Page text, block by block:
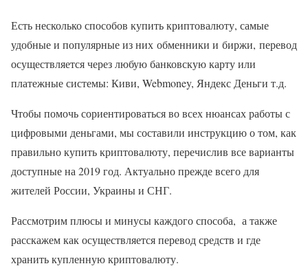
Есть несколько способов купить криптовалюту, самые
удобные и популярные из них обменники и биржи, перевод
осуществляется через любую банковскую карту или
платежные системы: Киви, Webmoney, Яндекс Деньги т.д.
Чтобы помочь сориентироваться во всех нюансах работы с
цифровыми деньгами, мы составили инструкцию о том, как
правильно купить криптовалюту, перечислив все варианты
доступные на 2019 год. Актуально прежде всего для
жителей России, Украины и СНГ.
Рассмотрим плюсы и минусы каждого способа, а также
расскажем как осуществляется перевод средств и где
хранить купленную криптовалюту.